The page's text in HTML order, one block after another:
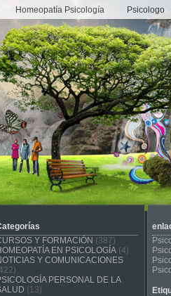
Homeopatía Psicología Psicologo
Y FORMACIÓN (387)
EN PSICOLOGÍA (4)
Y COMUNICACIONES
PERSONAL DE LA
(13)